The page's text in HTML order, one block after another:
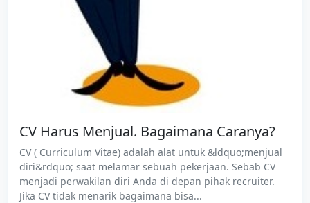
CV Harus Menjual. Bagaimana Caranya?
CV ( Curriculum Vitae) adalah alat untuk &ldquo;menjual
diri&rdquo; saat melamar sebuah pekerjaan. Sebab CV
menjadi perwakilan diri Anda di depan pihak recruiter.
Jika CV tidak menarik bagaimana bisa...